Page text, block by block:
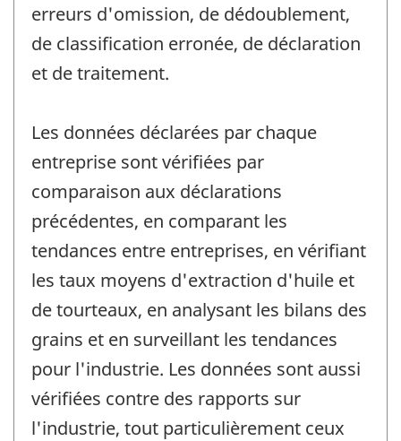
erreurs d'omission, de dédoublement,
de classification erronée, de déclaration
et de traitement.
Les données déclarées par chaque
entreprise sont vérifiées par
comparaison aux déclarations
précédentes, en comparant les
tendances entre entreprises, en vérifiant
les taux moyens d'extraction d'huile et
de tourteaux, en analysant les bilans des
grains et en surveillant les tendances
pour l'industrie. Les données sont aussi
vérifiées contre des rapports sur
l'industrie, tout particulièrement ceux